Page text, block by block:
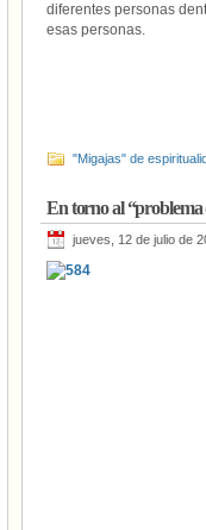
diferentes personas
esas personas.
"Migajas" de
En torno al
jueves, 12 de julio de